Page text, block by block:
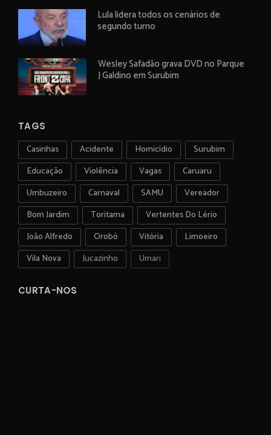
Lula lidera todos os cenários de
segundo turno
Wesley Safadão grava DVD no Parque
J Galdino em Surubim
TAGS
Casinhas Acidente Homicídio
Surubim
Educação
Violência Vagas
Caruaru
Umbuzeiro
Carnaval SAMU
Vereador
Bom Jardim
Toritama
Vertentes Do Lério
João Alfredo
Orobó Vitória
Limoeiro
Vila Nova
Jucazinho Umari
CURTA-NOS